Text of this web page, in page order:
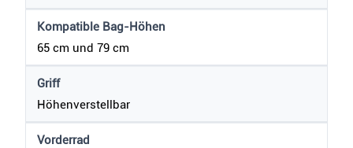
Kompatible Bag-Höhen
65 cm und 79 cm
Griff
Höhenverstellbar
Vorderrad